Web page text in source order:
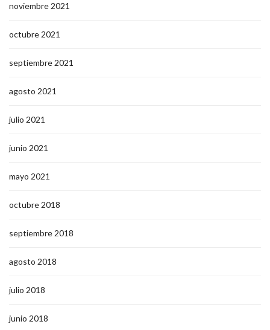
noviembre 2021
octubre 2021
septiembre 2021
agosto 2021
julio 2021
junio 2021
mayo 2021
octubre 2018
septiembre 2018
agosto 2018
julio 2018
junio 2018